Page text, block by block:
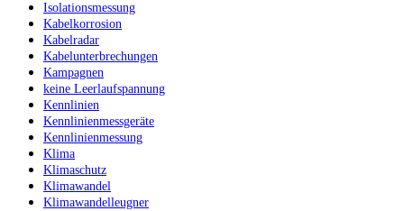
Isolationsmessung
Kabelkorrosion
Kabelradar
Kabelunterbrechungen
Kampagnen
keine Leerlaufspannung
Kennlinien
Kennlinienmessgeräte
Kennlinienmessung
Klima
Klimaschutz
Klimawandel
Klimawandelleugner